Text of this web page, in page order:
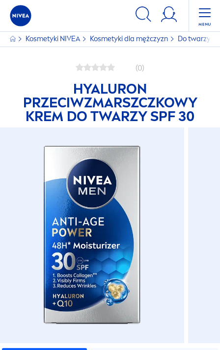
Kosmetyki NIVEA Kosmetyki dla mężczyzn Do twarzy
(0)
HYALURON
PRZECIWZMARSZCZKOWY
KREM DO TWARZY SPF 30